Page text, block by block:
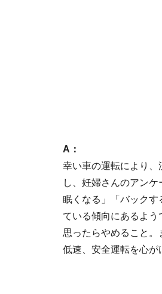
A：
幸い車の運転により
し、妊婦さんのアン
眠くなる」「バックす
ている傾向にあるよ
思ったらやめること
低速、安全運転を心が